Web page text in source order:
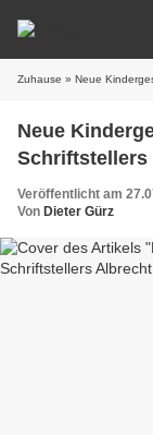
Zuhause » Neue
Neue
Schriftstellers
Veröffentlicht am
Von Dieter Gürz